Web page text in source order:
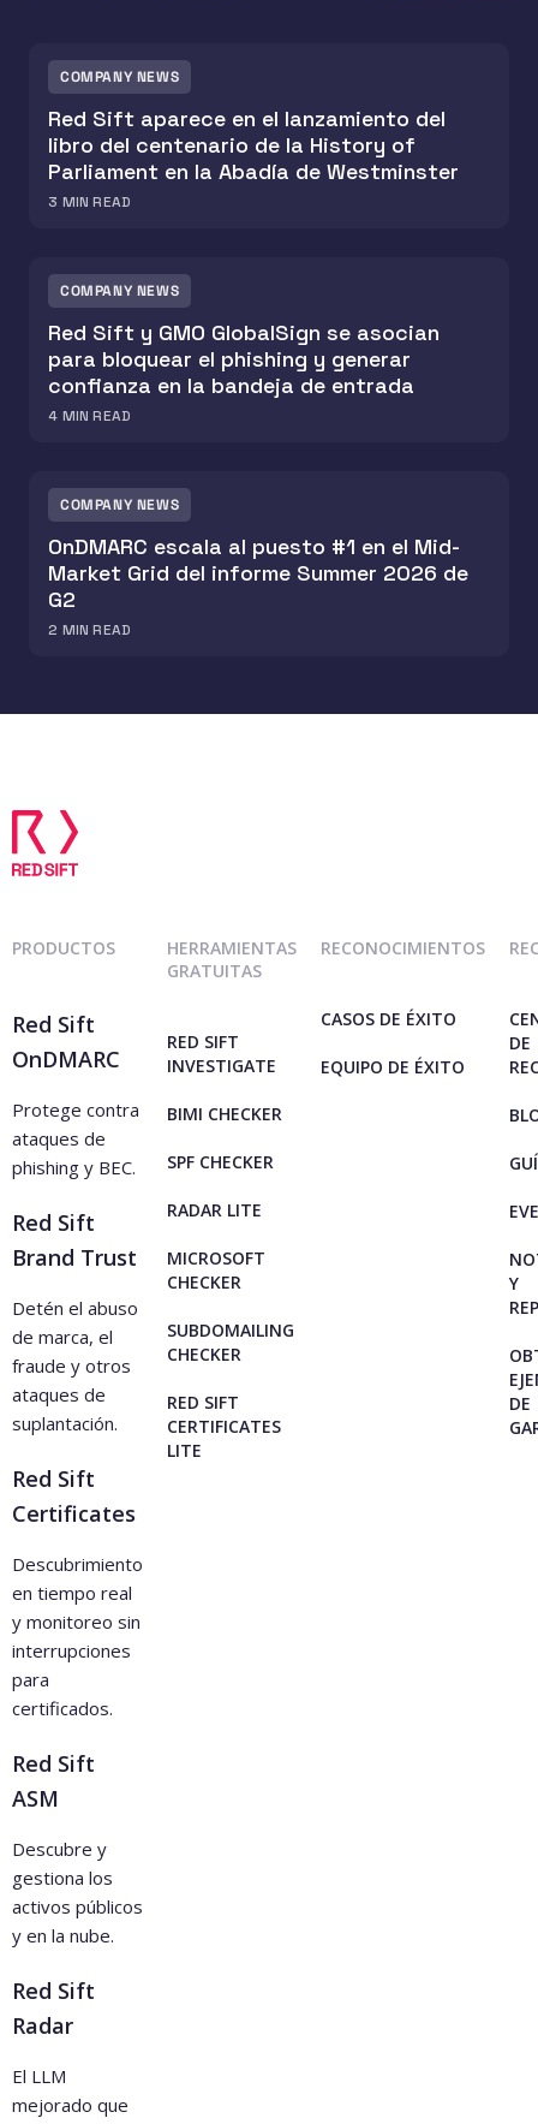
COMPANY NEWS
Red Sift aparece en el lanzamiento del
libro del centenario de la History of
Parliament en la Abadía de Westminster
3 MIN READ
COMPANY NEWS
Red Sift y GMO GlobalSign se asocian
para bloquear el phishing y generar
confianza en la bandeja de entrada
4 MIN READ
COMPANY NEWS
OnDMARC escala al puesto #1 en el Mid-
Market Grid del informe Summer 2026 de
G2
2 MIN READ
PRODUCTOS
Red Sift
OnDMARC
Protege contra
ataques de
phishing y BEC.
Red Sift
Brand Trust
Detén el abuso
de marca, el
fraude y otros
ataques de
suplantación.
Red Sift
Certificates
Descubrimiento
en tiempo real
y monitoreo sin
interrupciones
para
certificados.
Red Sift
ASM
Descubre y
gestiona los
activos públicos
y en la nube.
Red Sift
Radar
El LLM
mejorado que
HERRAMIENTAS
GRATUITAS
RED SIFT
INVESTIGATE
BIMI CHECKER
SPF CHECKER
RADAR LITE
MICROSOFT
CHECKER
SUBDOMAILING
CHECKER
RED SIFT
CERTIFICATES
LITE
RECONOCIMIENTOS
CASOS DE ÉXITO
EQUIPO DE ÉXITO
DE
Y
DE